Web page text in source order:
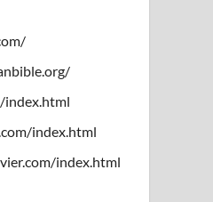
index.html
index.html
index.html